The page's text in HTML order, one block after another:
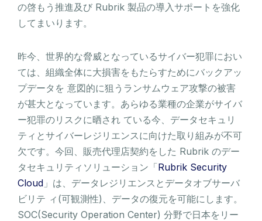
の啓もう推進及び Rubrik 製品の導入サポートを強化
してまいります。
昨今、世界的な脅威となっているサイバー犯罪におい
ては、組織全体に大損害をもたらすためにバックアッ
プデータを 意図的に狙うランサムウェア攻撃の被害
が甚大となっています。あらゆる業種の企業がサイバ
ー犯罪のリスクに晒され ている今、データセキュリ
ティとサイバーレジリエンスに向けた取り組みが不可
欠です。今回、販売代理店契約をした Rubrik のデー
タセキュリティソリューション「Rubrik Security
Cloud 」は、データレジリエンスとデータオブサーバ
ビリテ ィ(可観測性)、データの復元を可能にします。
SOC(Security Operation Center) 分野で日本をリー